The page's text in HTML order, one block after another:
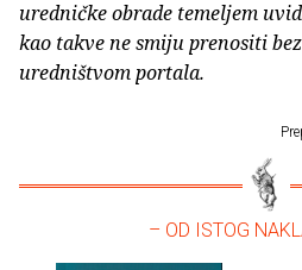
uredničke obrade temeljem
kao takve ne smiju prenositi
uredništvom portala.
– OD ISTOG